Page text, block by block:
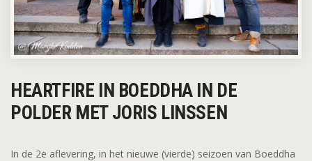
HEARTFIRE IN BOEDDHA IN DE
POLDER MET JORIS LINSSEN
In de 2e aflevering, in het nieuwe (vierde) seizoen van Boeddha